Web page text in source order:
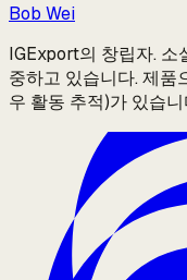
Bob Wei
IGExport의 창립자. 소
중하고 있습니다. 제
우 활동 추적)가 있습니